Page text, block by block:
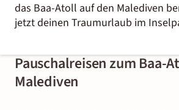
das Baa-Atoll auf den Malediven
jetzt deinen Traumurlaub im
Pauschalreisen zum Baa-
Malediven